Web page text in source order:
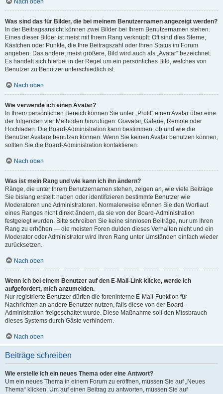
Nach oben
Was sind das für Bilder, die bei meinem Benutzernamen angezeigt werden?
In der Beitragsansicht können zwei Bilder bei Ihrem Benutzernamen stehen.
Eines dieser Bilder ist meist mit Ihrem Rang verknüpft: Oft sind dies Sterne,
Kästchen oder Punkte, die Ihre Beitragszahl oder Ihren Status im Forum
angeben. Das andere, meist größere, Bild wird auch als „Avatar“ bezeichnet.
Es handelt sich hierbei in der Regel um ein persönliches Bild, welches von
Benutzer zu Benutzer unterschiedlich ist.
Nach oben
Wie verwende ich einen Avatar?
In Ihrem persönlichen Bereich können Sie unter „Profil“ einen Avatar über eine
der folgenden vier Methoden hinzufügen: Gravatar, Galerie, Remote oder
Hochladen. Die Board-Administration kann bestimmen, ob und wie die
Benutzer Avatare benutzen können. Wenn Sie keinen Avatar benutzen können,
sollten Sie die Board-Administration kontaktieren.
Nach oben
Was ist mein Rang und wie kann ich ihn ändern?
Ränge, die unter Ihrem Benutzernamen stehen, zeigen an, wie viele Beiträge
Sie bislang erstellt haben oder identifizieren bestimmte Benutzer wie
Moderatoren und Administratoren. Normalerweise können Sie den Wortlaut
eines Ranges nicht direkt ändern, da sie von der Board-Administration
festgelegt wurden. Bitte schreiben Sie keine sinnlosen Beiträge, nur um Ihren
Rang zu erhöhen — die meisten Foren dulden dieses Verhalten nicht und ein
Moderator oder Administrator wird Ihren Rang unter Umständen einfach wieder
zurücksetzen.
Nach oben
Wenn ich bei einem Benutzer auf den E-Mail-Link klicke, werde ich
aufgefordert, mich anzumelden.
Nur registrierte Benutzer dürfen die foreninterne E-Mail-Funktion für
Nachrichten an andere Benutzer nutzen, falls diese von der Board-
Administration freigeschaltet wurde. Diese Maßnahme soll den Missbrauch
dieses Systems durch Gäste verhindern.
Nach oben
Beiträge schreiben
Wie erstelle ich ein neues Thema oder eine Antwort?
Um ein neues Thema in einem Forum zu eröffnen, müssen Sie auf „Neues
Thema“ klicken. Um auf einen Beitrag zu antworten, müssen Sie auf